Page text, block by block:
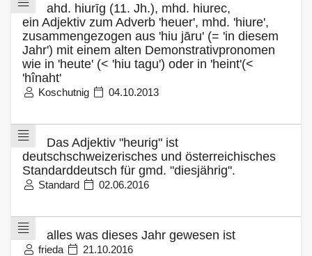
ahd. hiurīg (11. Jh.), mhd. hiurec,
ein Adjektiv zum Adverb 'heuer', mhd. 'hiure',
zusammengezogen aus 'hiu jāru' (= 'in diesem
Jahr') mit einem alten Demonstrativpronomen
wie in 'heute' (< 'hiu tagu') oder in 'heint'(<
'hînaht'
Koschutnig 04.10.2013
Das Adjektiv "heurig" ist
deutschschweizerisches und österreichisches
Standarddeutsch für gmd. "diesjährig".
Standard 02.06.2016
alles was dieses Jahr gewesen ist
frieda 21.10.2016